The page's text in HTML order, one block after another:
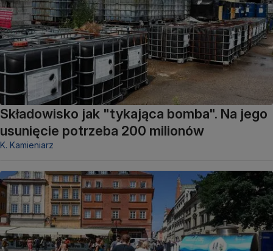
Składowisko jak "tykająca bomba". Na jego
usunięcie potrzeba 200 milionów
K. Kamieniarz